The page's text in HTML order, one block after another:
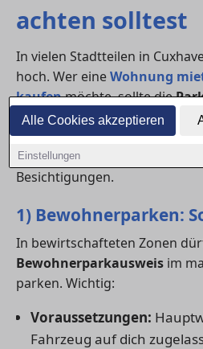
Alle Cookies akzeptieren
Einstellungen
achten solltest
In vielen Stadtteilen in
hoch. Wer eineWohnung
kaufenmöchte, sollte die
prüfen: Gibt es
Stellplätze am Haus oder eine
bekommst du den Überblick
Besichtigungen.
1) Bewohnerparken:
In bewirtschafteten Zonen
Bewohnerparkausweis im
parken. Wichtig:
Voraussetzungen:
Fahrzeug auf dich